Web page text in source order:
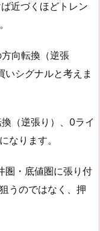
近づくほどトレン
向転換（逆張
いシグナルと考えま
（逆張り）、0ライ
なります。
圏・底値圏に張り付
うのではなく、押